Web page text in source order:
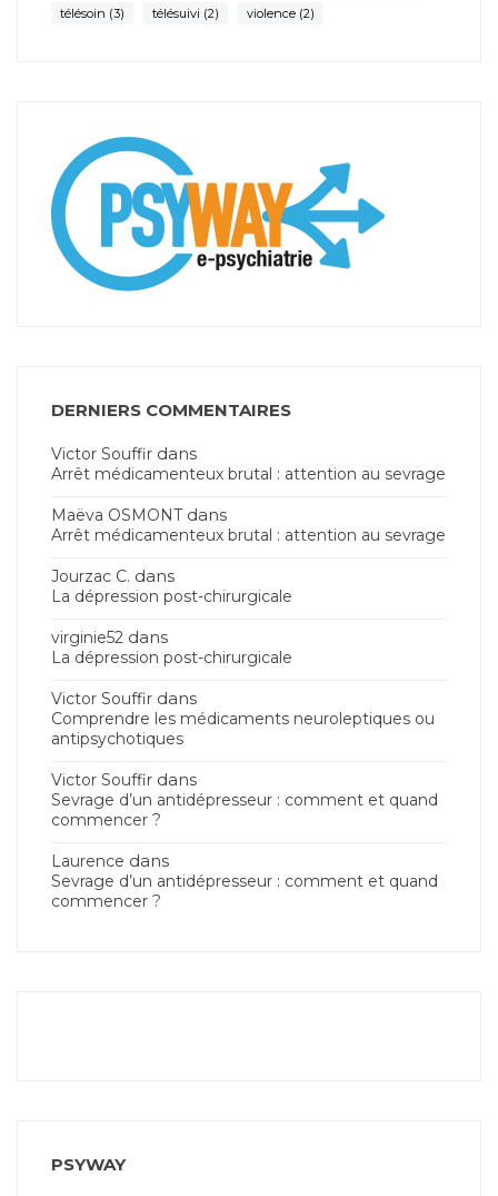
télésoin (3) télésuivi (2) violence (2)
DERNIERS COMMENTAIRES
Victor Souffir dans
Arrêt médicamenteux brutal : attention au sevrage
Maëva OSMONTdans
Arrêt médicamenteux brutal : attention au sevrage
Jourzac C. dans
La dépression post-chirurgicale
virginie52 dans
La dépression post-chirurgicale
Victor Souffir dans
Comprendre les médicaments neuroleptiques ou
antipsychotiques
Victor Souffir dans
Sevrage d’un antidépresseur : comment et quand
commencer ?
Laurence dans
Sevrage d’un antidépresseur : comment et quand
commencer ?
PSYWAY